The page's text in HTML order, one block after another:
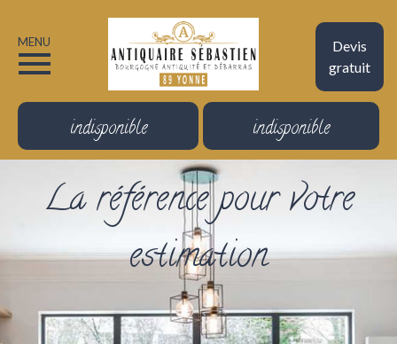
Devis
gratuit
MENU
indisponible indisponible
La référence pour votre
estimation